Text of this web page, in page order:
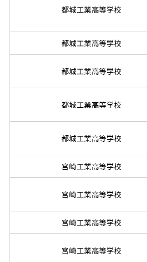
都城工業高等学校
都城工業高等学校
都城工業高等学校
都城工業高等学校
都城工業高等学校
宮崎工業高等学校
宮崎工業高等学校
宮崎工業高等学校
宮崎工業高等学校